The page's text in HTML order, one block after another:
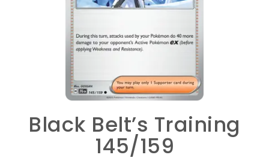
Black Belt’s Training
145/159